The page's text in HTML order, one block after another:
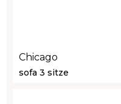
Chicago
sofa 3 sitze